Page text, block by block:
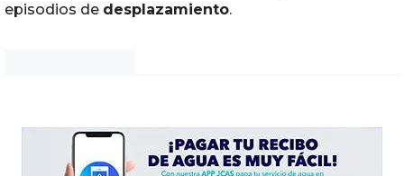
episodios de desplazamiento.